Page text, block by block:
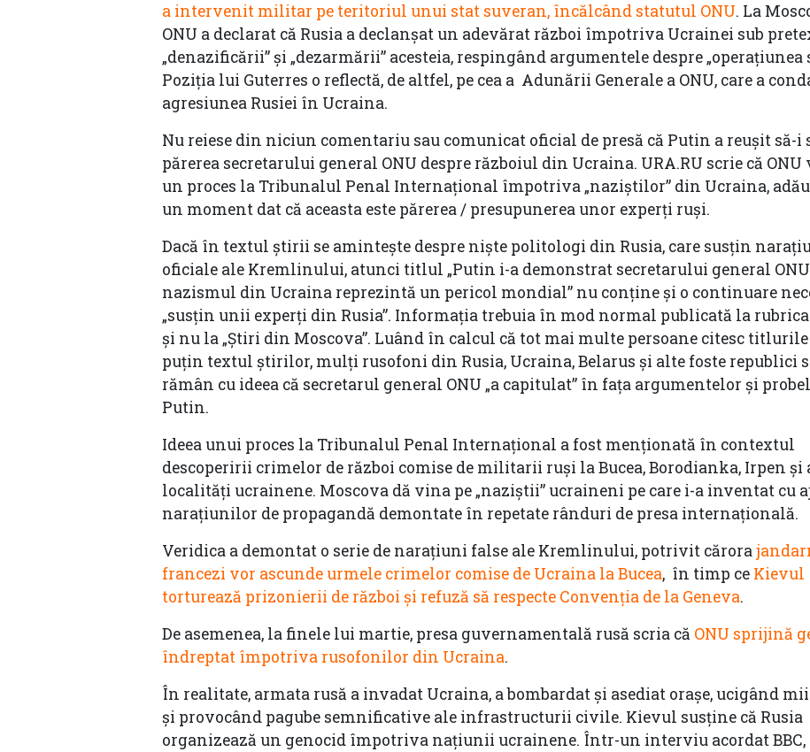
a intervenit militar pe teritoriul unui stat suveran, încălcând statutul ONU. La
ONU a declarat că Rusia a declanșat un adevărat război împotriva Ucrainei sub
„denazificării” și „dezarmării” acesteia, respingând argumentele despre „operațiunea
Poziția lui Guterres o reflectă, de altfel, pe cea a Adunării Generale a ONU, care a
agresiunea Rusiei în Ucraina.
Nu reiese din niciun comentariu sau comunicat oficial de presă că Putin a reușit să-i
părerea secretarului general ONU despre războiul din Ucraina. URA.RU scrie că
un proces la Tribunalul Penal Internațional împotriva „naziștilor” din Ucraina,
un moment dat că aceasta este părerea / presupunerea unor experți ruși.
Dacă în textul știrii se amintește despre niște politologi din Rusia, care susțin
oficiale ale Kremlinului, atunci titlul „Putin i-a demonstrat secretarului general ONU
nazismul din Ucraina reprezintă un pericol mondial” nu conține și o continuare
„susțin unii experți din Rusia”. Informația trebuia în mod normal publicată la rubrica
și nu la „Știri din Moscova”. Luând în calcul că tot mai multe persoane citesc
puțin textul știrilor, mulți rusofoni din Rusia, Ucraina, Belarus și alte foste republici
rămân cu ideea că secretarul general ONU „a capitulat” în fața argumentelor și
Putin.
Ideea unui proces la Tribunalul Penal Internațional a fost menționată în contextul
descoperirii crimelor de război comise de militarii ruși la Bucea, Borodianka, Irpen și
localități ucrainene. Moscova dă vina pe „naziștii” ucraineni pe care i-a inventat cu
narațiunilor de propagandă demontate în repetate rânduri de presa internațională.
Veridica a demontat o serie de narațiuni false ale Kremlinului, potrivit cărora
francezi vor ascunde urmele crimelor comise de Ucraina la Bucea, în timp ce Kievul
torturează prizonierii de război și refuză să respecte Convenția de la Geneva.
De asemenea, la finele lui martie, presa guvernamentală rusă scria că ONU sprijină
îndreptat împotriva rusofonilor din Ucraina.
În realitate, armata rusă a invadat Ucraina, a bombardat și asediat orașe, ucigând
și provocând pagube semnificative ale infrastructurii civile. Kievul susține că Rusia
organizează un genocid împotriva națiunii ucrainene. Într-un interviu acordat BBC,